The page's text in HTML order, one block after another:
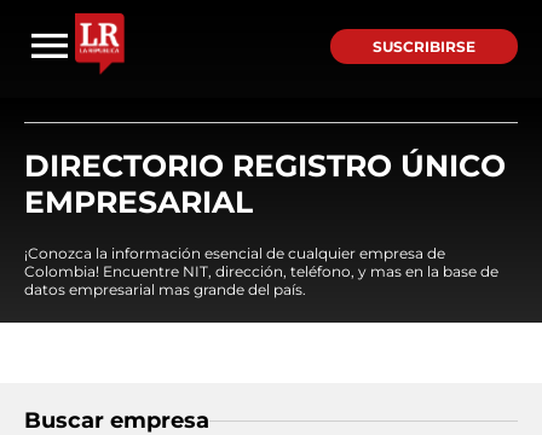
SUSCRIBIRSE
DIRECTORIO REGISTRO ÚNICO
EMPRESARIAL
¡Conozca la información esencial de cualquier empresa de
Colombia! Encuentre NIT, dirección, teléfono, y mas en la base de
datos empresarial mas grande del país.
Buscar empresa